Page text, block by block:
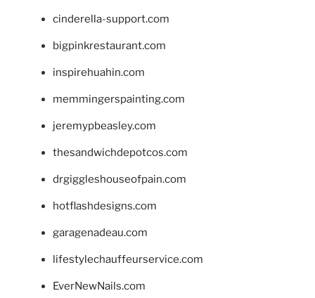
cinderella-support.com
bigpinkrestaurant.com
inspirehuahin.com
memmingerspainting.com
jeremypbeasley.com
thesandwichdepotcos.com
drgiggleshouseofpain.com
hotflashdesigns.com
garagenadeau.com
lifestylechauffeurservice.com
EverNewNails.com